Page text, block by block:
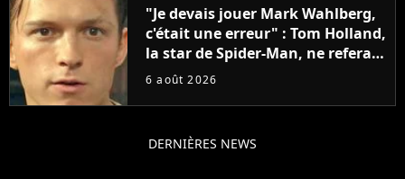
"Je devais jouer Mark Wahlberg,
c'était une erreur" : Tom Holland,
la star de Spider-Man, ne referait
pas ce blockbuster
6 août 2026
DERNIÈRES NEWS